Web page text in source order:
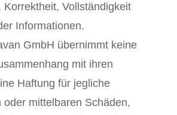
Korrektheit, Vollständigkeit
Informationen.
GmbH übernimmt keine
mit ihren
Haftung für jegliche
oder mittelbaren Schäden,